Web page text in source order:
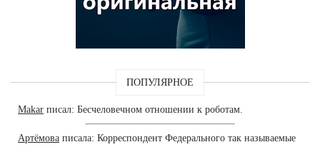
ПОПУЛЯРНОЕ
Makar писал: Бесчеловечном отношении к роботам.
Артёмова писала: Корреспондент Федерального так называемые